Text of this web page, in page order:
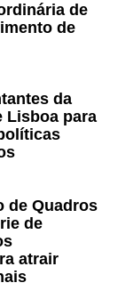
de
de
da
Lisboa para
de Quadros
de
atrair